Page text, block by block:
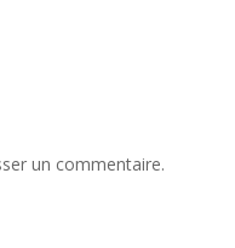
un commentaire.